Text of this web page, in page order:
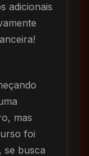
adicionais
mas
foi
se busca